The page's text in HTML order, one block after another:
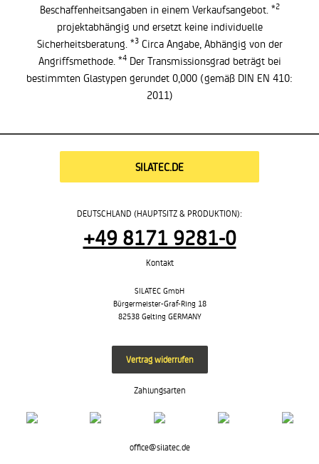
Beschaffenheitsangaben in einem Verkaufsangebot. *2
projektabhängig und ersetzt keine individuelle
Sicherheitsberatung. *3Circa Angabe, Abhängig von der
Angriffsmethode. *4Der Transmissionsgrad beträgt bei
bestimmten Glastypen gerundet 0,000 (gemäß DIN EN 410:
2011)
SILATEC.DE
DEUTSCHLAND (HAUPTSITZ & PRODUKTION):
+49 8171 9281-0
Kontakt
SILATEC GmbH
Bürgermeister-Graf-Ring 18
82538 Gelting GERMANY
Vertrag widerrufen
Zahlungsarten
office@silatec.de